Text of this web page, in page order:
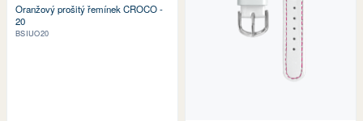
Oranžový prošitý řemínek CROCO -
20
BSIUO20